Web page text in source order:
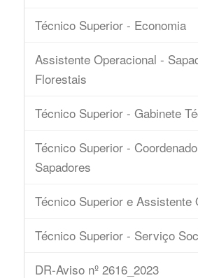
Técnico Superior - Economia
Assistente Operacional -
Florestais
Técnico Superior - Gabinete
Técnico Superior -
Sapadores
Técnico Superior e Assistente
Técnico Superior - Serviço
DR-Aviso nº 2616_2023